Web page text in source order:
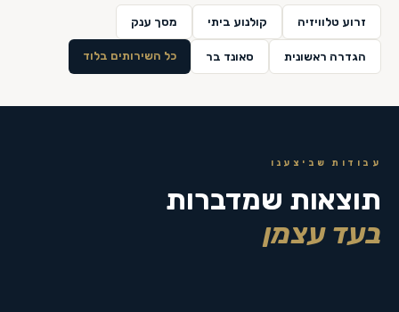
זרוע טלוויזיה קולנוע ביתי מסך ענק
הגדרה ראשונית סאונד בר כל השירותים בלוד
עבודות שביצענו
תוצאות שמדברות
בעד עצמן